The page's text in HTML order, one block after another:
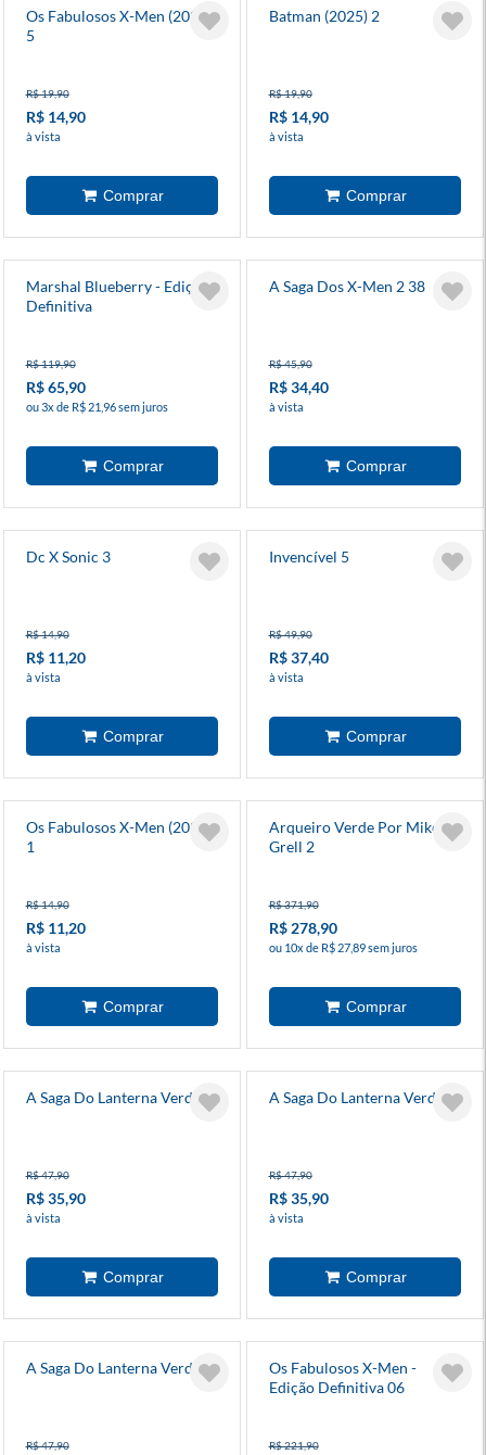
Os Fabulosos X-Men (2025)
5
R$ 19,90
R$ 14,90
à vista
Batman (2025) 2
R$ 19,90
R$ 14,90
à vista
Marshal Blueberry - Edição
Definitiva
R$ 119,90
R$ 65,90
ou 3x de R$ 21,96 sem juros
A Saga Dos X-Men 2 38
R$ 45,90
R$ 34,40
à vista
Dc X Sonic 3
R$ 14,90
R$ 11,20
à vista
Invencível 5
R$ 49,90
R$ 37,40
à vista
Os Fabulosos X-Men (2025)
1
R$ 14,90
R$ 11,20
à vista
Arqueiro Verde Por Mike
Grell 2
R$ 371,90
R$ 278,90
ou 10x de R$ 27,89 sem juros
A Saga Do Lanterna Verde 3
R$ 47,90
R$ 35,90
à vista
A Saga Do Lanterna Verde 2
R$ 47,90
R$ 35,90
à vista
A Saga Do Lanterna Verde 1
R$ 47,90
Os Fabulosos X-Men -
Edição Definitiva 06
R$ 221,90